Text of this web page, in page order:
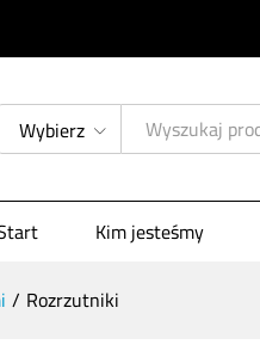
Wybierz
Kim jesteśmy
/ Rozrzutniki